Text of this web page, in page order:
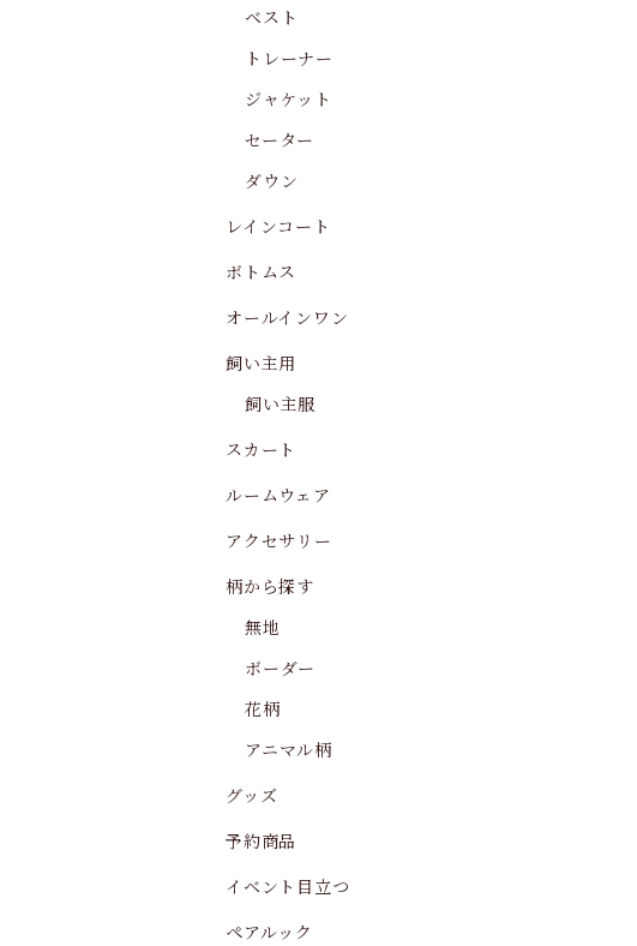
ベスト
トレーナー
ジャケット
セーター
ダウン
レインコート
ボトムス
オールインワン
飼い主用
飼い主服
スカート
ルームウェア
アクセサリー
柄から探す
無地
ボーダー
花柄
アニマル柄
グッズ
予約商品
イベント目立つ
ペアルック